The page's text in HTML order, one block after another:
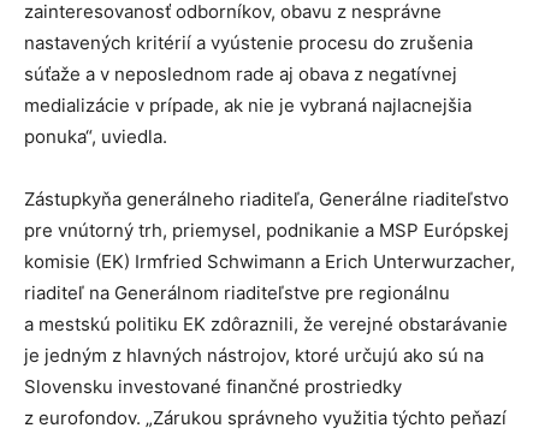
zainteresovanosť odborníkov, obavu z nesprávne
nastavených kritérií a vyústenie procesu do zrušenia
súťaže a v neposlednom rade aj obava z negatívnej
medializácie v prípade, ak nie je vybraná najlacnejšia
ponuka“, uviedla.
Zástupkyňa generálneho riaditeľa, Generálne riaditeľstvo
pre vnútorný trh, priemysel, podnikanie a MSP Európskej
komisie (EK) Irmfried Schwimann a Erich Unterwurzacher,
riaditeľ na Generálnom riaditeľstve pre regionálnu
a mestskú politiku EK zdôraznili, že verejné obstarávanie
je jedným z hlavných nástrojov, ktoré určujú ako sú na
Slovensku investované finančné prostriedky
z eurofondov. „Zárukou správneho využitia týchto peňazí